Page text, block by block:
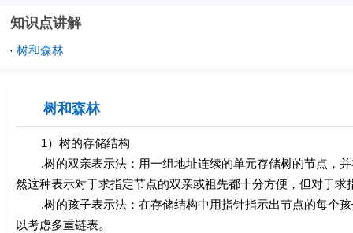
知识点讲解
· 树和森林
树和森林
1）树的存储结构
.树的双亲表示法：用一组地址连续的单元存储树的节点，并
然这种表示对于求指定节点的双亲或祖先都十分方便，但对于
.树的孩子表示法：在存储结构中用指针指示出节点的每个孩
以考虑多重链表。